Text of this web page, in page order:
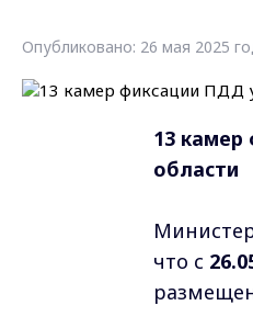
Опубликовано: 26 мая 2025
13 камер
области
что с